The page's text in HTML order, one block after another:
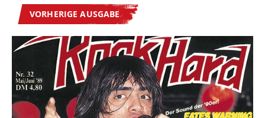
VORHERIGE AUSGABE